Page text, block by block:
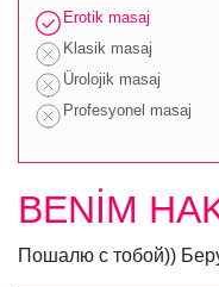
Erotik masaj
Klasik masaj
Ürolojik masaj
Profesyonel masaj
BENİM
Пошалю с тобой))